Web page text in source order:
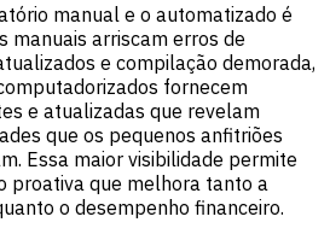
manual e o automatizado é
manuais arriscam erros de
e compilação demorada,
fornecem
e atualizadas que revelam
que os pequenos anfitriões
Essa maior visibilidade permite
proativa que melhora tanto a
o desempenho financeiro.